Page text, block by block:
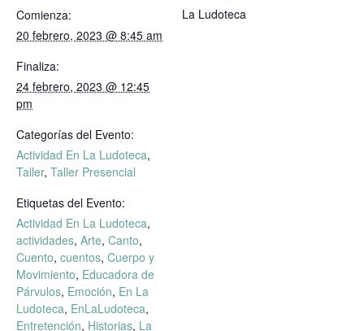
Comienza:
20 febrero, 2023 @ 8:45 am
Finaliza:
24 febrero, 2023 @ 12:45
pm
Categorías del Evento:
Actividad En La Ludoteca,
Taller, Taller Presencial
Etiquetas del Evento:
Actividad En La Ludoteca,
actividades, Arte, Canto,
Cuento, cuentos, Cuerpo y
Movimiento, Educadora de
Párvulos, Emoción, En La
Ludoteca, EnLaLudoteca,
Entretención, Historias, La
La Ludoteca